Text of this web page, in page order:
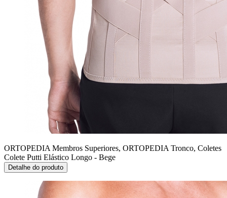
ORTOPEDIA Membros Superiores, ORTOPEDIA Tronco, Coletes
Colete Putti Elástico Longo - Bege
Detalhe do produto